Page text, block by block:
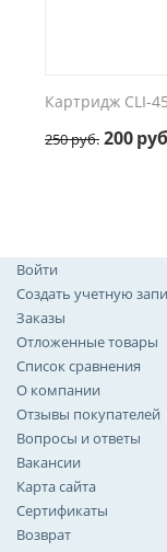
Картридж CLI-
250руб. 200
Войти
Создать учетную
Заказы
Отложенные товары
Список сравнения
О компании
Отзывы покупателей
Вопросы и ответы
Вакансии
Карта сайта
Сертификаты
Возврат